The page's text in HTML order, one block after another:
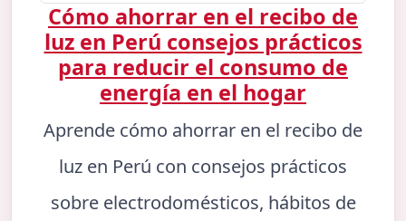
Cómo ahorrar en el recibo de
luz en Perú consejos prácticos
para reducir el consumo de
energía en el hogar
Aprende cómo ahorrar en el recibo de
luz en Perú con consejos prácticos
sobre electrodomésticos, hábitos de